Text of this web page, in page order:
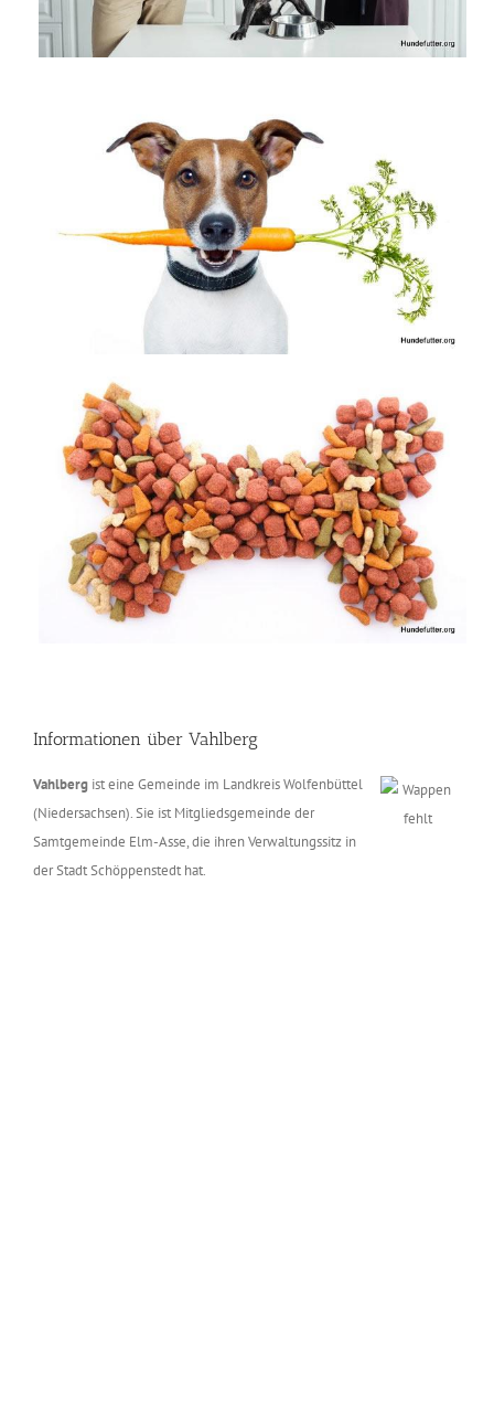
Informationen über Vahlberg
Vahlberg ist eine Gemeinde im Landkreis Wolfenbüttel
(Niedersachsen). Sie ist Mitgliedsgemeinde der
Samtgemeinde Elm-Asse, die ihren Verwaltungssitz in
der Stadt Schöppenstedt hat.